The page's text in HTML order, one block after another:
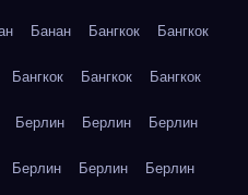
Банан Бангкок Бангкок
Бангкок Бангкок Бангкок
Берлин Берлин Берлин
Берлин Берлин Берлин